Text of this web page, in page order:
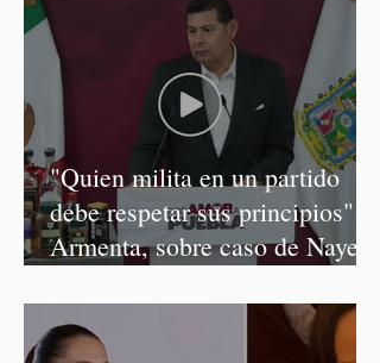
"Quien milita en un partido
debe respetar sus principios":
Armenta, sobre caso de Nayeli